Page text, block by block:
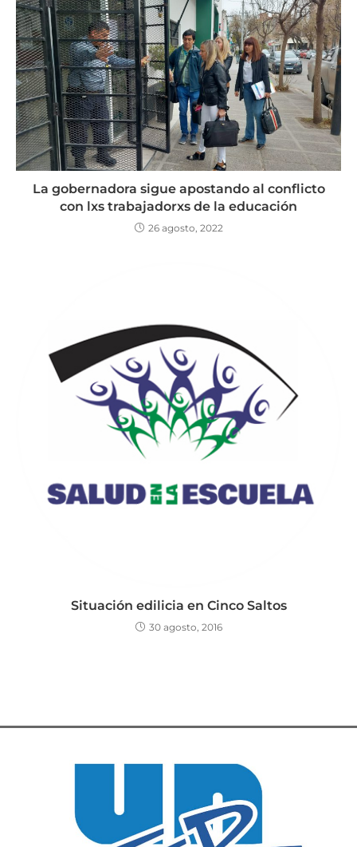
La gobernadora sigue apostando al conflicto
con lxs trabajadorxs de la educación
26 agosto, 2022
Situación edilicia en Cinco Saltos
30 agosto, 2016